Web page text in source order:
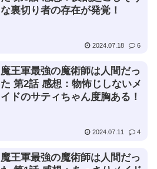
な裏切り者の存在が発覚！
2024.07.18 6
魔王軍最強の魔術師は人間だっ
た 第2話 感想：物怖じしないメ
イドのサティちゃん度胸ある！
2024.07.11 4
魔王軍最強の魔術師は人間だっ